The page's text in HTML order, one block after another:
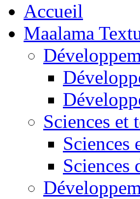
Accueil
Maalama
Sciences et
Sciences
Sciences